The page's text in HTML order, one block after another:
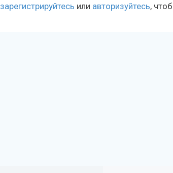
зарегистрируйтесь или авторизуйтесь,